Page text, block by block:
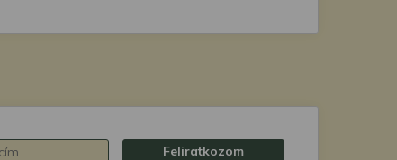
Feliratkozom